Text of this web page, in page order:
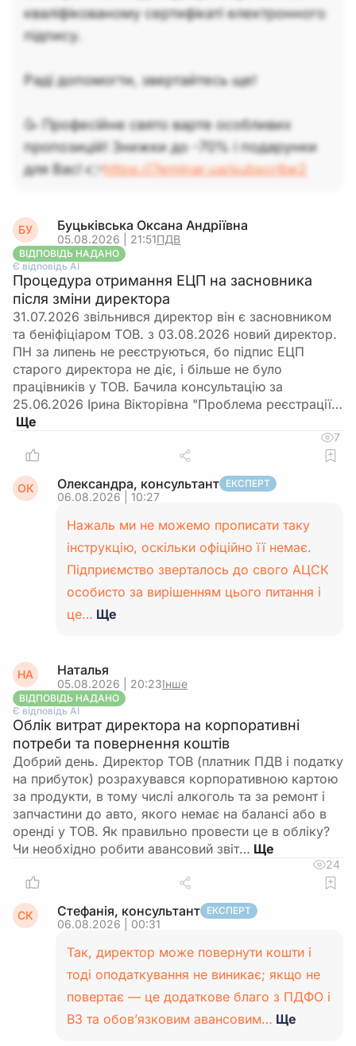
кваліфікованому сертифікаті електронного
підпису.
Раді допомогти, звертайтесь ще!
🥳 Професійне свято варте особливих
пропозицій! Знижки до -70% і подарунки
для Вас! 👉https://7eminar.ua/subscribe2
БУ Буцьківська Оксана Андріївна
05.08.2026 | 21:51ПДВ
ВІДПОВІДЬ НАДАНО
Є відповідь АІ
Процедура отримання ЕЦП на засновника
після зміни директора
31.07.2026 звільнився директор він є засновником
та беніфіціаром ТОВ. з 03.08.2026 новий директор.
ПН за липень не реєструються, бо підпис ЕЦП
старого директора не діє, і більше не було
працівників у ТОВ. Бачила консультацію за
25.06.2026 Ірина Вікторівна "Проблема реєстрації…
7
ОК Олександра, консультант ЕКСПЕРТ
06.08.2026 | 10:27
Нажаль ми не можемо прописати таку
інструкцію, оскільки офіційно її немає.
Підприємство зверталось до свого АЦСК
особисто за вирішенням цього питання і
це… Ще
НА Наталья
05.08.2026 | 20:23Інше
ВІДПОВІДЬ НАДАНО
Є відповідь АІ
Облік витрат директора на корпоративні
потреби та повернення коштів
Добрий день. Директор ТОВ (платник ПДВ і податку
на прибуток) розрахувався корпоративною картою
за продукти, в тому числі алкоголь та за ремонт і
запчастини до авто, якого немає на балансі або в
оренді у ТОВ. Як правильно провести це в обліку?
Чи необхідно робити авансовий звіт…
24
СК Стефанія, консультант ЕКСПЕРТ
06.08.2026 | 00:31
Так, директор може повернути кошти і
тоді оподаткування не виникає; якщо не
повертає — це додаткове благо з ПДФО і
ВЗ та обов’язковим авансовим… Ще